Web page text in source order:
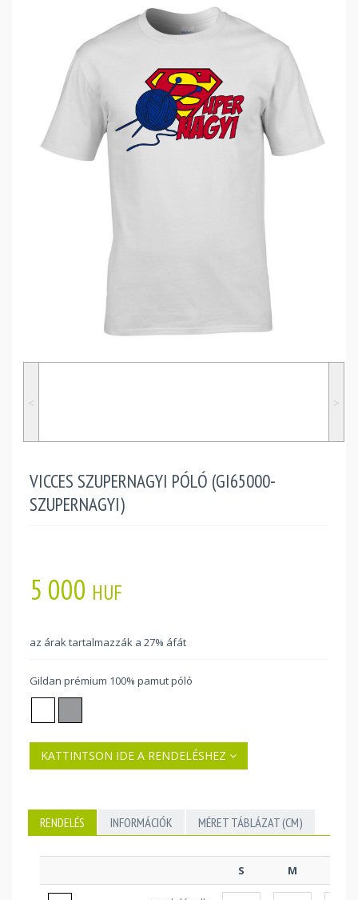
˂ ˃
VICCES SZUPERNAGYI PÓLÓ (GI65000-
SZUPERNAGYI)
5 000 HUF
az árak tartalmazzák a 27% áfát
Gildan prémium 100% pamut póló
KATTINTSON IDE A RENDELÉSHEZ
RENDELÉS INFORMÁCIÓK MÉRET TÁBLÁZAT (CM)
S M